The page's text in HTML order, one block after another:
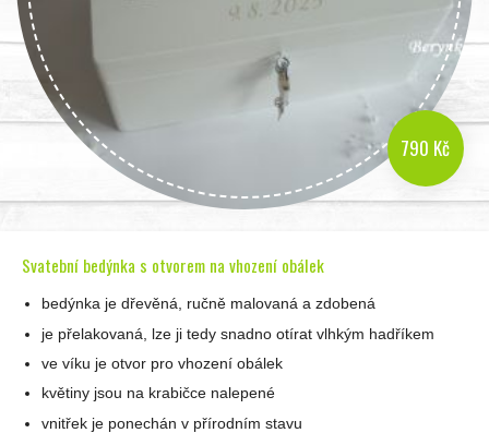
790 Kč
Svatební bedýnka s otvorem na vhození obálek
bedýnka je dřevěná, ručně malovaná a zdobená
je přelakovaná, lze ji tedy snadno otírat vlhkým hadříkem
ve víku je otvor pro vhození obálek
květiny jsou na krabičce nalepené
vnitřek je ponechán v přírodním stavu